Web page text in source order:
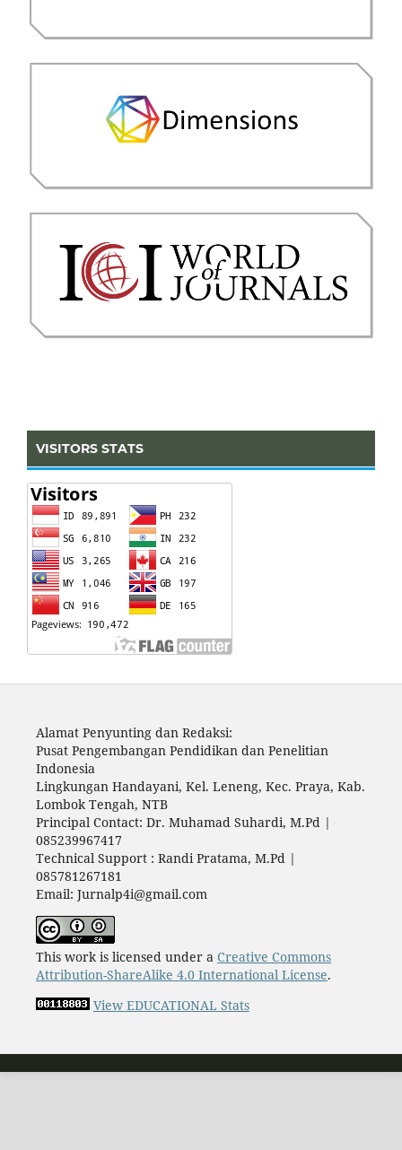
VISITORS STATS
Alamat Penyunting dan Redaksi:
Pusat Pengembangan Pendidikan dan Penelitian
Indonesia
Lingkungan Handayani, Kel. Leneng, Kec. Praya, Kab.
Lombok Tengah, NTB
Principal Contact: Dr. Muhamad Suhardi, M.Pd |
085239967417
Technical Support : Randi Pratama, M.Pd |
085781267181
Email: Jurnalp4i@gmail.com
This work is licensed under a Creative Commons
Attribution-ShareAlike 4.0 International License.
View EDUCATIONAL Stats